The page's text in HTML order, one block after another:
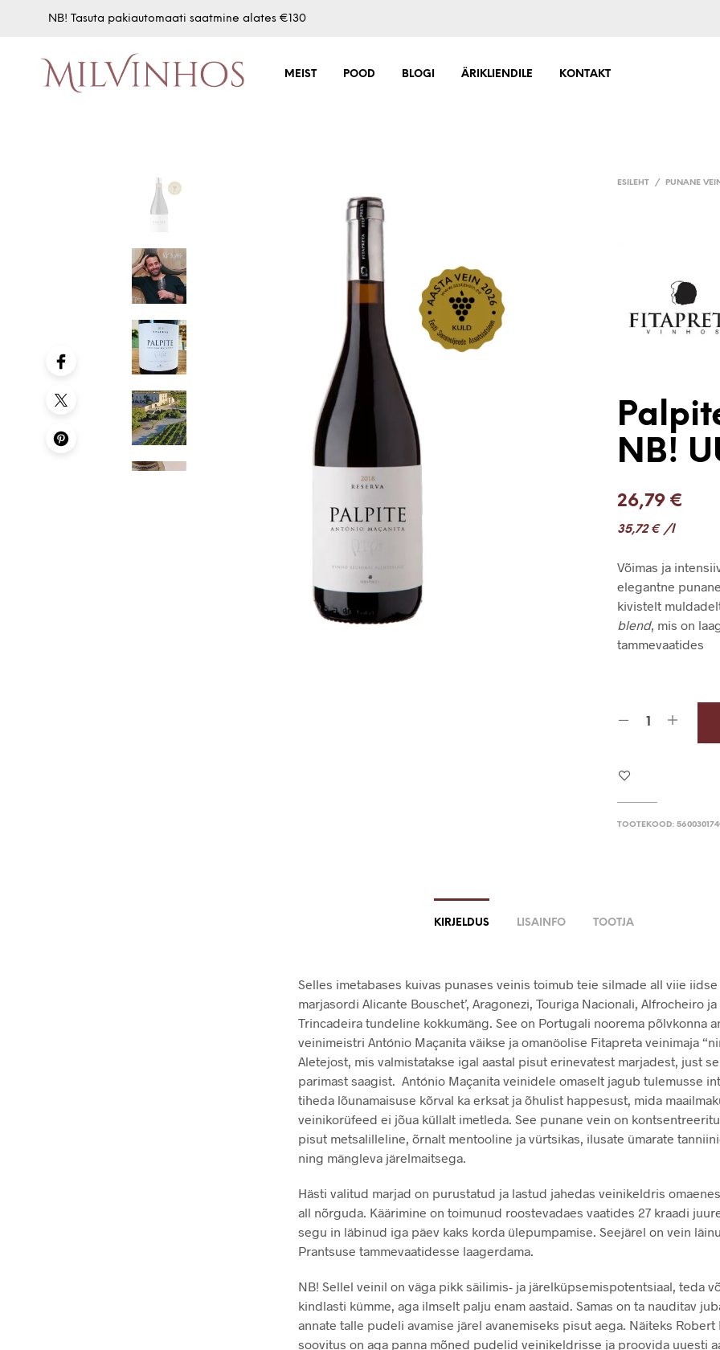
NB! Tasuta pakiautomaati saatmine alates €130
MEIST POOD BLOGI ÄRIKLIENDILE KONTAKT
ESILEHT / PUNANE
NB!
26,79€
35,72€ /l
Võimas ja
elegantne
kivistelt
blend, mis on
tammevaatides
TOOTEKOOD:
KIRJELDUS LISAINFO TOOTJA
Selles imetabases kuivas punases veinis toimub teie silmade all viie iidse
marjasordi Alicante Bouschet’, Aragonezi, Touriga Nacionali, Alfrocheiro ja
Trincadeira tundeline kokkumäng. See on Portugali noorema põlvkonna
veinimeistri António Maçanita väikse ja omanöolise Fitapreta veinimaja
Aletejost, mis valmistatakse igal aastal pisut erinevatest marjadest, just
parimast saagist. António Maçanita veinidele omaselt jagub tulemusse
tiheda lõunamaisuse kõrval ka erksat ja õhulist happesust, mida
veinikorüfeed ei jõua küllalt imetleda. See punane vein on
pisut metsalilleline, õrnalt mentooline ja vürtsikas, ilusate ümarate
ning mängleva järelmaitsega.
Hästi valitud marjad on purustatud ja lastud jahedas veinikeldris
all nõrguda. Käärimine on toimunud roostevadaes vaatides 27 kraadi
segu in läbinud iga päev kaks korda ülepumpamise. Seejärel on vein
Prantsuse tammevaatidesse laagerdama.
NB! Sellel veinil on väga pikk säilimis- ja järelküpsemispotentsiaal, teda
kindlasti kümme, aga ilmselt palju enam aastaid. Samas on ta nauditav
annate talle pudeli avamise järel avanemiseks pisut aega. Näiteks Robert
soovitus on aga panna mõned pudelid veinikeldrisse ja proovida uuesti